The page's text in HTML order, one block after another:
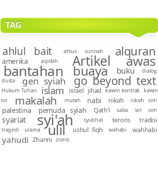
TAG
ahlul bait ahlus sunnah alquran
amerika aqidah Artikel awas
bantahan buaya buku
dialog
dusta
gen syiah go beyond text
Hukum Tuhan islam israel jihad kawin kontrak
kawin
siri
makalah mutah nabi nikah nikah sirri
palestina pemuda syiah Qath’i saba siri sirri
syariat syi'ah syubhat teroris tradisi
tragedi ulama ulil ushul fiqh wahabi wahhabi
yahudi Zhanni zionis